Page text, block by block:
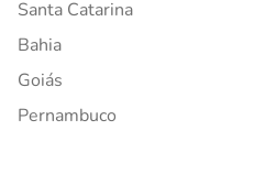
Santa Catarina
Bahia
Goiás
Pernambuco